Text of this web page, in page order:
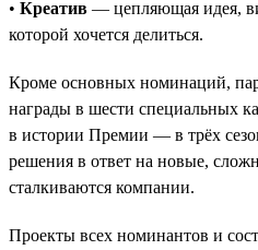
• Креатив — цепляющая идея,
которой хочется делиться.
Кроме основных номинаций,
награды в шести специальных
в истории Премии — в трёх
решения в ответ на новые,
сталкиваются компании.
Проекты всех номинантов и